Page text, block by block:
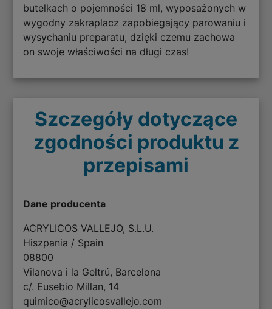
butelkach o pojemności 18 ml, wyposażonych w
wygodny zakraplacz zapobiegający parowaniu i
wysychaniu preparatu, dzięki czemu zachowa
on swoje właściwości na długi czas!
Szczegóły dotyczące
zgodności produktu z
przepisami
Dane producenta
ACRYLICOS VALLEJO, S.L.U.
Hiszpania / Spain
08800
Vilanova i la Geltrú, Barcelona
c/. Eusebio Millan, 14
quimico@acrylicosvallejo.com